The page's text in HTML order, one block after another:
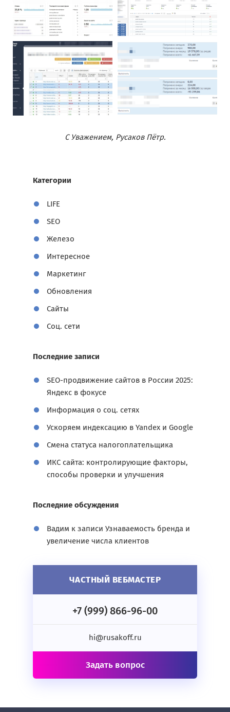
С Уважением, Русаков Пётр.
Категории
LIFE
SEO
Железо
Интересное
Маркетинг
Обновления
Сайты
Соц. сети
Последние записи
SEO-продвижение сайтов в России 2025:
Яндекс в фокусе
Информация о соц. сетях
Ускоряем индексацию в Yandex и Google
Смена статуса налогоплательщика
ИКС сайта: контролирующие факторы,
способы проверки и улучшения
Последние обсуждения
Вадим к записи Узнаваемость бренда и
увеличение числа клиентов
ЧАСТНЫЙ ВЕБМАСТЕР
+7 (999) 866-96-00
hi@rusakoff.ru
Задать вопрос